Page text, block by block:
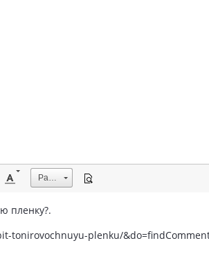
Размер
пленку?.
tonirovochnuyu-plenku/